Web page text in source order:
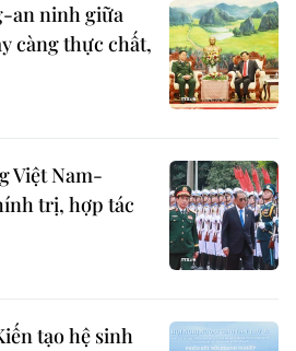
an ninh giữa
càng thực chất,
Việt Nam-
trị, hợp tác
tạo hệ sinh